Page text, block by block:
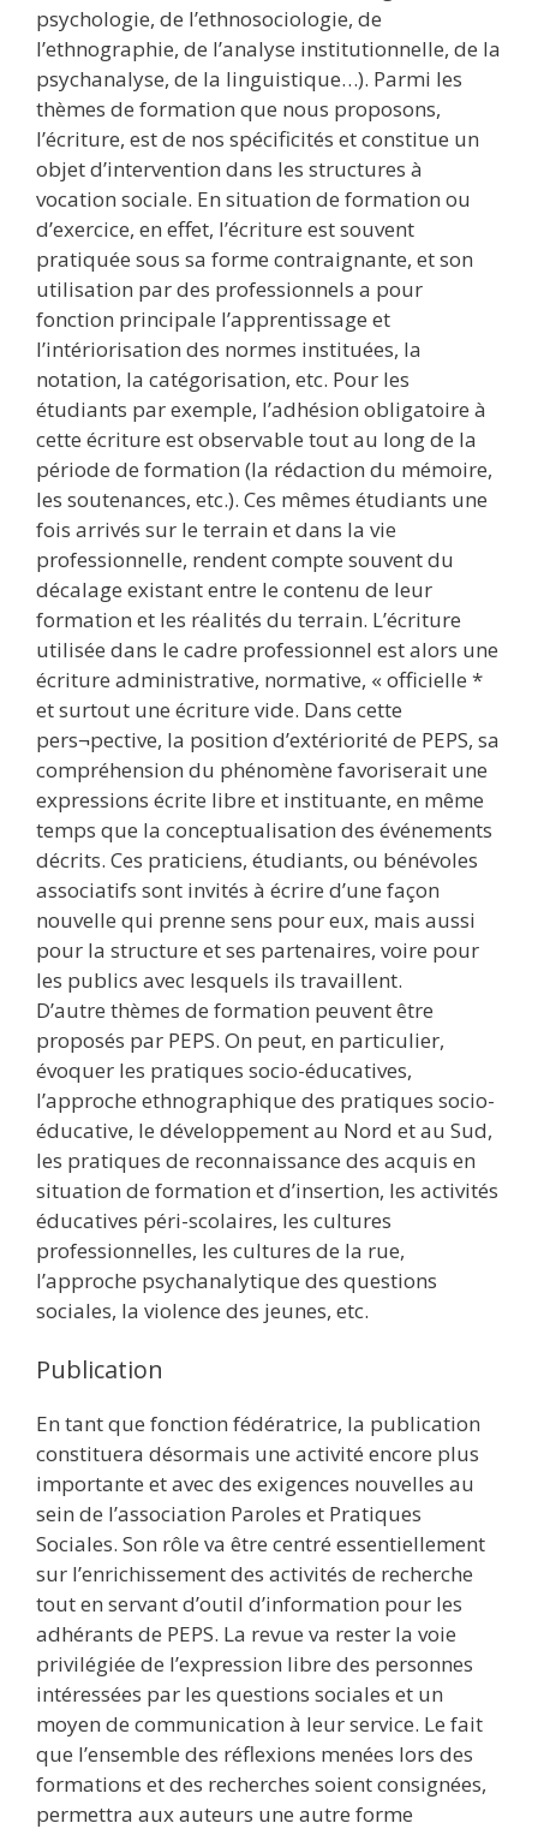
psychologie, de l’ethnosociologie, de
l’ethnographie, de l’analyse institutionnelle, de la
psychanalyse, de la linguistique…). Parmi les
thèmes de formation que nous proposons,
l’écriture, est de nos spécificités et constitue un
objet d’intervention dans les structures à
vocation sociale. En situation de formation ou
d’exercice, en effet, l’écriture est souvent
pratiquée sous sa forme contraignante, et son
utilisation par des professionnels a pour
fonction principale l’apprentissage et
l’intériorisation des normes instituées, la
notation, la catégorisation, etc. Pour les
étudiants par exemple, l’adhésion obligatoire à
cette écriture est observable tout au long de la
période de formation (la rédaction du mémoire,
les soutenances, etc.). Ces mêmes étudiants une
fois arrivés sur le terrain et dans la vie
professionnelle, rendent compte souvent du
décalage existant entre le contenu de leur
formation et les réalités du terrain. L’écriture
utilisée dans le cadre professionnel est alors une
écriture administrative, normative, « officielle *
et surtout une écriture vide. Dans cette
pers¬pective, la position d’extériorité de PEPS, sa
compréhension du phénomène favoriserait une
expressions écrite libre et instituante, en même
temps que la conceptualisation des événements
décrits. Ces praticiens, étudiants, ou bénévoles
associatifs sont invités à écrire d’une façon
nouvelle qui prenne sens pour eux, mais aussi
pour la structure et ses partenaires, voire pour
les publics avec lesquels ils travaillent.
D’autre thèmes de formation peuvent être
proposés par PEPS. On peut, en particulier,
évoquer les pratiques socio-éducatives,
l’approche ethnographique des pratiques socio-
éducative, le développement au Nord et au Sud,
les pratiques de reconnaissance des acquis en
situation de formation et d’insertion, les activités
éducatives péri-scolaires, les cultures
professionnelles, les cultures de la rue,
l’approche psychanalytique des questions
sociales, la violence des jeunes, etc.
Publication
En tant que fonction fédératrice, la publication
constituera désormais une activité encore plus
importante et avec des exigences nouvelles au
sein de l’association Paroles et Pratiques
Sociales. Son rôle va être centré essentiellement
sur l’enrichissement des activités de recherche
tout en servant d’outil d’information pour les
adhérants de PEPS. La revue va rester la voie
privilégiée de l’expression libre des personnes
intéressées par les questions sociales et un
moyen de communication à leur service. Le fait
que l’ensemble des réflexions menées lors des
formations et des recherches soient consignées,
permettra aux auteurs une autre forme